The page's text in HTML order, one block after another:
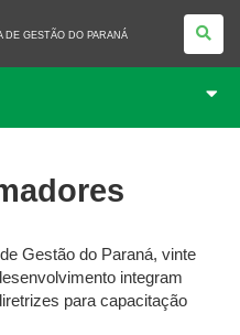
DE GESTÃO DO PARANÁ
Gestão do Paraná, vinte
integram
para capacitação